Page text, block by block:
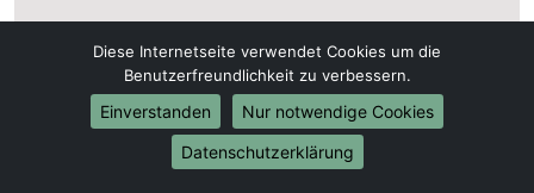
Diese Internetseite verwendet Cookies um die
Benutzerfreundlichkeit zu verbessern.
Einverstanden
Nur notwendige Cookies
Datenschutzerklärung